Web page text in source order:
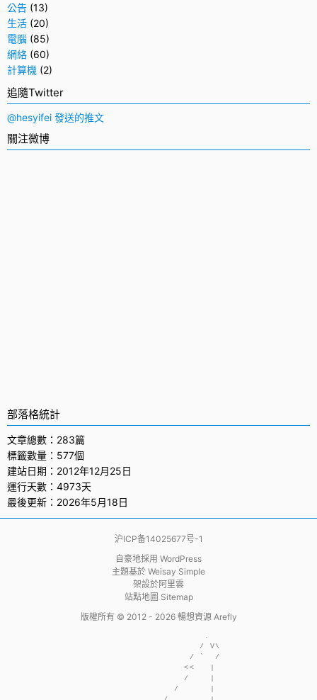
公告 (13)
生活 (20)
電腦 (85)
網絡 (60)
計算機 (2)
追隨Twitter
@hesyifei 發送的推文
關注微博
部落格統計
文章總數：283篇
標籤數量：577個
建站日期：2012年12月25日
運行天數：4973天
最後更新：2026年5月18日
沪ICP备14025677号-1
自豪地採用 WordPress
主題基於 Weisay Simple
架設於阿里雲
站點地圖 Sitemap
版權所有 © 2012 - 2026 暢想資源 Arefly
                     .
                    / V\
                  / `  /
                 <<   |
                 /    |
               /      |